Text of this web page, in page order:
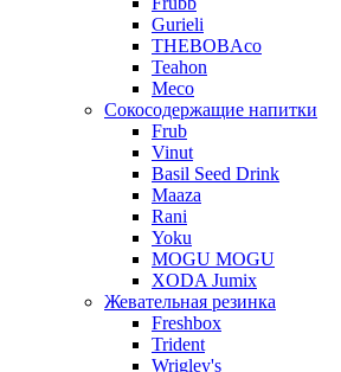
Gurieli
THEBOBAco
Teahon
Meco
Сокосодержащие напитки
Frub
Vinut
Basil Seed Drink
Maaza
Rani
Yoku
MOGU MOGU
XODA Jumix
Жевательная резинка
Freshbox
Trident
Wrigley's